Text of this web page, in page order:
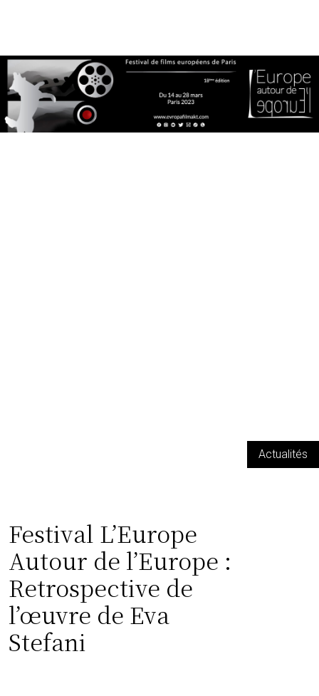
Actualités
Festival L’Europe
Autour de l’Europe :
Retrospective de
l’œuvre de Eva
Stefani